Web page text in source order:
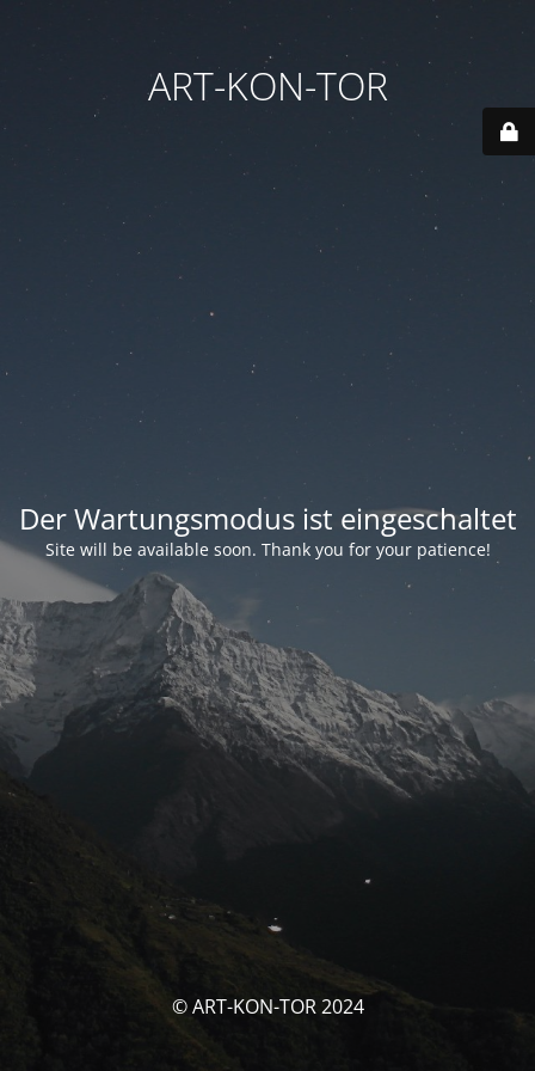
ART-KON-TOR
Der Wartungsmodus ist eingeschaltet
Site will be available soon. Thank you for your patience!
© ART-KON-TOR 2024